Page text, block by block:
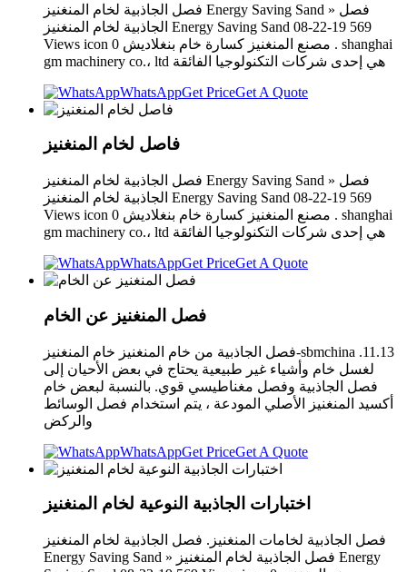
فصل الجاذبية لخام المنغنيز Energy Saving Sand » فصل
الجاذبية لخام المنغنيز Energy Saving Sand 08-22-19 569
Views icon 0 مصنع المنغنيز كسارة خام بنغلاديش . shanghai
gm machinery co.، ltd هي إحدى شركات التكنولوجيا الفائقة
WhatsAppGet PriceGet A Quote
فاصل لخام المنغنيز
فصل الجاذبية لخام المنغنيز Energy Saving Sand » فصل
الجاذبية لخام المنغنيز Energy Saving Sand 08-22-19 569
Views icon 0 مصنع المنغنيز كسارة خام بنغلاديش . shanghai
gm machinery co.، ltd هي إحدى شركات التكنولوجيا الفائقة
WhatsAppGet PriceGet A Quote
فصل المنغنيز عن الخام
فصل الجاذبية من خام المنغنيز خام المنغنيز-sbmchina .11.13
لغسل خام وأشياء غير طبيعية يحتاج في بعض الأحيان إلى
فصل الجاذبية وفصل مغناطيسي قوي. بالنسبة لبعض خام
أكسيد المنغنيز الأصلي المودعة ، يتم استخدام فصل الوسائط
والركض
WhatsAppGet PriceGet A Quote
اختبارات الجاذبية النوعية لخام المنغنيز
فصل الجاذبية لخامات المنغنيز. فصل الجاذبية لخام المنغنيز
Energy Saving Sand » فصل الجاذبية لخام المنغنيز Energy